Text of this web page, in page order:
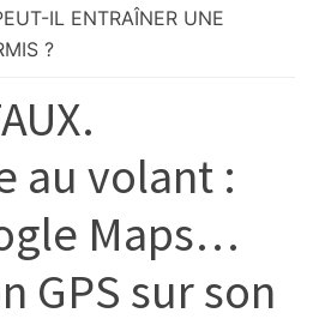
IL ENTRAÎNER UNE
?
au volant :
Maps…
GPS sur son